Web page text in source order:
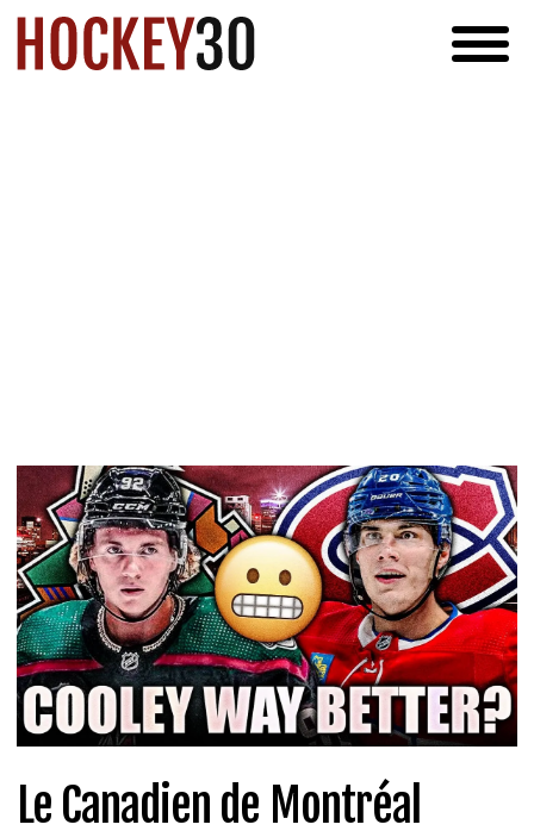
Le Canadien de Montréal